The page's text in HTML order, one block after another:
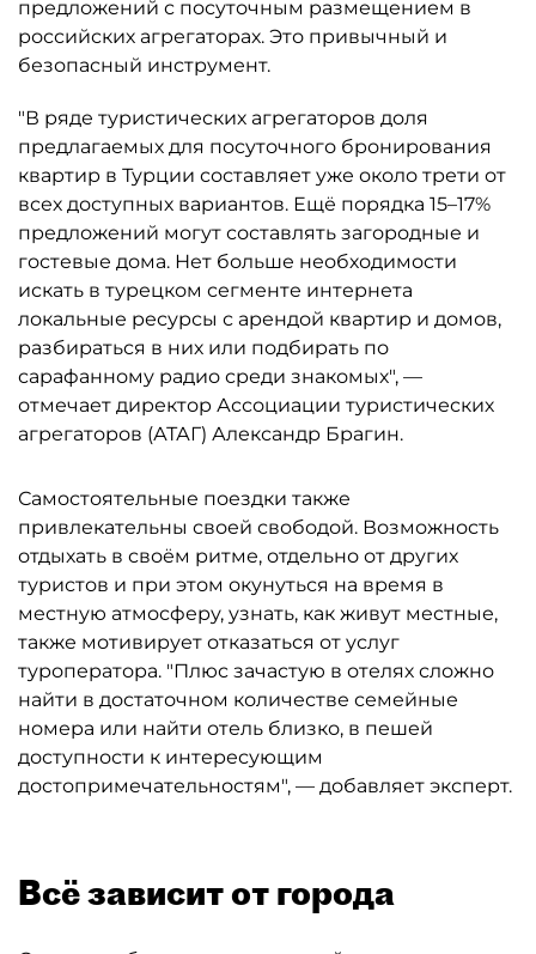
предложений с посуточным размещением в
российских агрегаторах. Это привычный и
безопасный инструмент.
"В ряде туристических агрегаторов доля
предлагаемых для посуточного бронирования
квартир в Турции составляет уже около трети от
всех доступных вариантов. Ещё порядка 15–17%
предложений могут составлять загородные и
гостевые дома. Нет больше необходимости
искать в турецком сегменте интернета
локальные ресурсы с арендой квартир и домов,
разбираться в них или подбирать по
сарафанному радио среди знакомых", —
отмечает директор Ассоциации туристических
агрегаторов (АТАГ) Александр Брагин.
Самостоятельные поездки также
привлекательны своей свободой. Возможность
отдыхать в своём ритме, отдельно от других
туристов и при этом окунуться на время в
местную атмосферу, узнать, как живут местные,
также мотивирует отказаться от услуг
туроператора. "Плюс зачастую в отелях сложно
найти в достаточном количестве семейные
номера или найти отель близко, в пешей
доступности к интересующим
достопримечательностям", — добавляет эксперт.
Всё зависит от города